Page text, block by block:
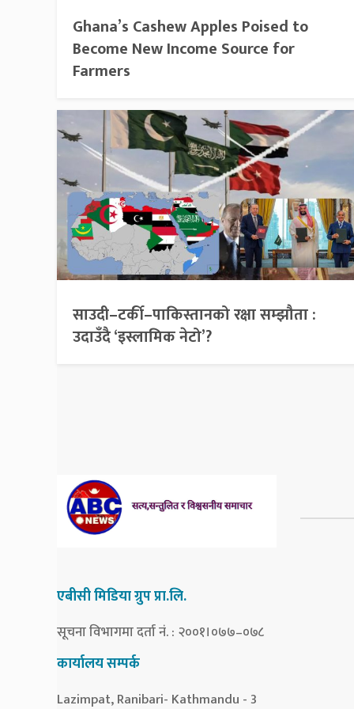
Ghana’s Cashew Apples Poised to
Become New Income Source for
Farmers
साउदी–टर्की–पाकिस्तानको रक्षा सम्झौता :
उदाउँदै ‘इस्लामिक नेटो’?
एबीसी मिडिया ग्रुप प्रा.लि.
सूचना विभागमा दर्ता नं. : २००१।०७७–०७८
कार्यालय सम्पर्क
Lazimpat, Ranibari- Kathmandu - 3